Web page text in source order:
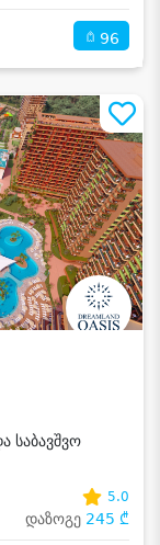
96
საბავშვო
5.0
დაზოგე 245 ₾